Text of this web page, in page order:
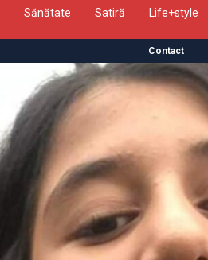
Sănătate Satiră Life+style
Contact